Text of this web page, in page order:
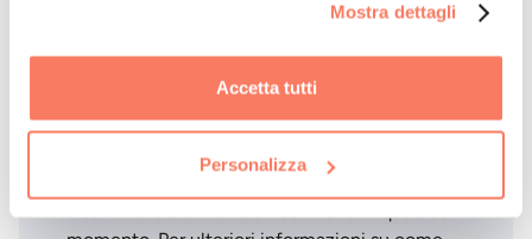
Mostra dettagli
Accetta tutti
Personalizza
dati personali per l'invio di newsletter,
6 della nostra informativa sulla privacy.
Kampaay ha bisogno delle tue informazioni di
e servizi. Puoi annullare l'iscrizione in qualsiasi